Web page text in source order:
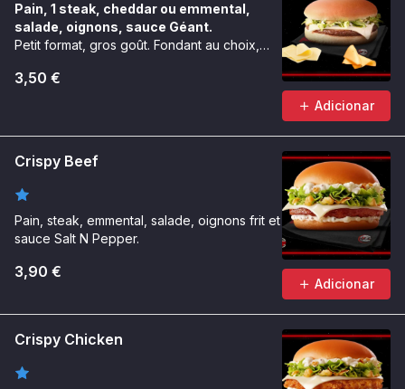
Pain, 1 steak, cheddar ou emmental,
salade, oignons, sauce Géant.
Petit format, gros goût. Fondant au choix,
3,50 €
Adicionar
Crispy Beef
Pain, steak, emmental, salade, oignons frit et
sauce Salt N Pepper.
3,90 €
Adicionar
Crispy Chicken